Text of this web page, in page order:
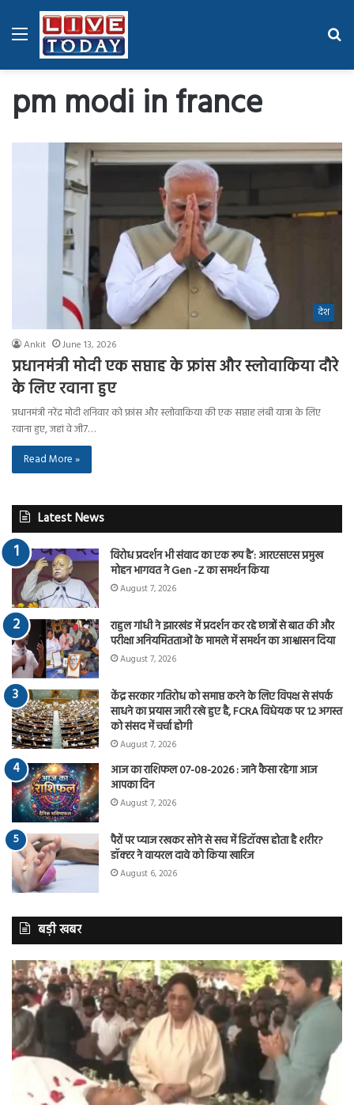
Menu
pm modi in france
देश
Ankit June 13, 2026
प्रधानमंत्री मोदी एक सप्ताह के फ्रांस और स्लोवाकिया दौरे
के लिए रवाना हुए
प्रधानमंत्री नरेंद्र मोदी शनिवार को फ्रांस और स्लोवाकिया की एक सप्ताह लंबी यात्रा के लिए
रवाना हुए, जहां वे जी7…
Read More »
Latest News
विरोध प्रदर्शन भी संवाद का एक रूप है’: आरएसएस प्रमुख
मोहन भागवत ने Gen -Z का समर्थन किया
August 7, 2026
राहुल गांधी ने झारखंड में प्रदर्शन कर रहे छात्रों से बात की और
परीक्षा अनियमितताओं के मामले में समर्थन का आश्वासन दिया
August 7, 2026
केंद्र सरकार गतिरोध को समाप्त करने के लिए विपक्ष से संपर्क
साधने का प्रयास जारी रखे हुए है, FCRA विधेयक पर 12 अगस्त
को संसद में चर्चा होगी
August 7, 2026
आज का राशिफल 07-08-2026 : जाने कैसा रहेगा आज
आपका दिन
August 7, 2026
पैरों पर प्याज रखकर सोने से सच में डिटॉक्स होता है शरीर?
डॉक्टर ने वायरल दावे को किया खारिज
August 6, 2026
बड़ी खबर